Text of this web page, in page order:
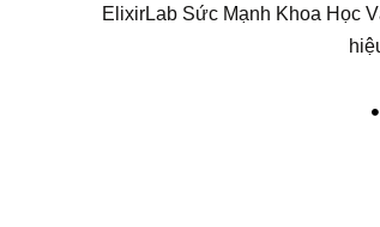
ElixirLab Sức Mạnh Khoa Học